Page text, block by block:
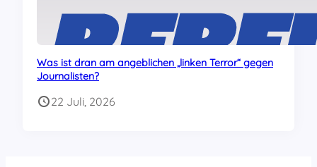
Was ist dran am angeblichen „linken Terror“ gegen
Journalisten?
22 Juli, 2026